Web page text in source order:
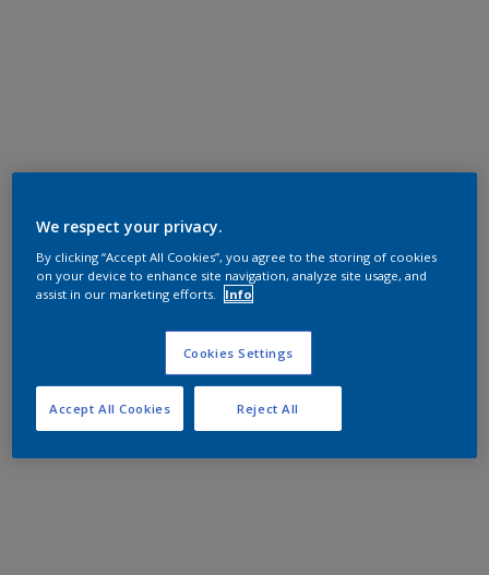
We respect your privacy.
By clicking “Accept All Cookies”, you agree to the storing of cookies
on your device to enhance site navigation, analyze site usage, and
assist in our marketing efforts.
Info
Cookies Settings
Reject All
Accept All Cookies